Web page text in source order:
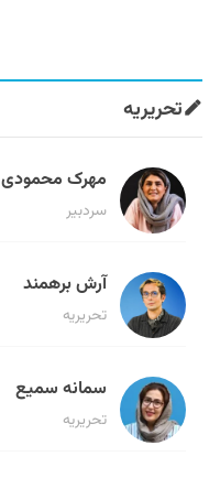
تحریریه
مهرک محمودی
سردبیر
آرش برهمند
تحریریه
سمانه سمیع
تحریریه